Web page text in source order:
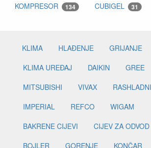
KOMPRESOR 134 CUBIGEL 31
KLIMA HLAĐENJE
GRIJANJE
KLIMA UREĐAJ
DAIKIN
GREE
MITSUBISHI
VIVAX
IMPERIAL
REFCO
WIGAM
BAKRENE CIJEVI
CIJEV ZA
BOJLER
GORENJE
KONČAR